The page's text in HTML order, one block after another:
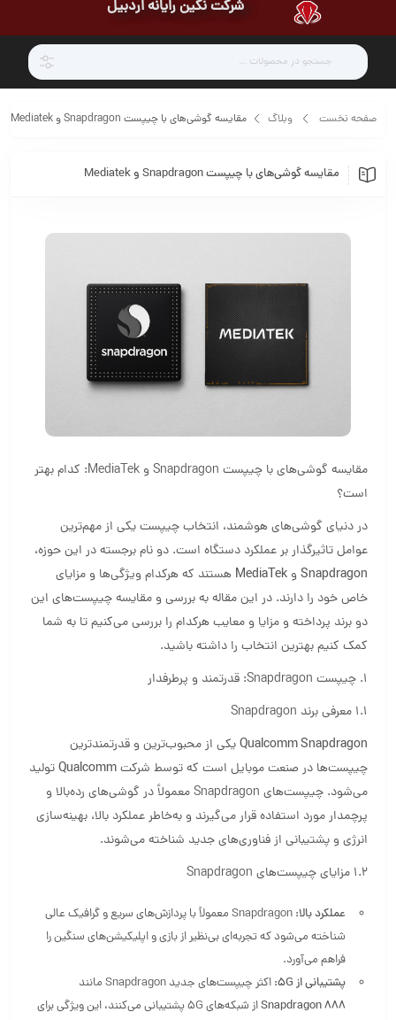
شرکت نگین رایانه اردبیل
صفحه نخست وبلاگ مقایسه گوشی‌های با چیپست Snapdragon و Mediatek
مقایسه گوشی‌های با چیپست Snapdragon و Mediatek
مقایسه گوشی‌های با چیپست Snapdragon و MediaTek: کدام بهتر
است؟
در دنیای گوشی‌های هوشمند، انتخاب چیپست یکی از مهم‌ترین
عوامل تاثیرگذار بر عملکرد دستگاه است. دو نام برجسته در این حوزه،
Snapdragonو MediaTek هستند که هرکدام ویژگی‌ها و مزایای
خاص خود را دارند. در این مقاله به بررسی و مقایسه چیپست‌های این
دو برند پرداخته و مزایا و معایب هرکدام را بررسی می‌کنیم تا به شما
کمک کنیم بهترین انتخاب را داشته باشید.
1. چیپست Snapdragon: قدرتمند و پرطرفدار
1.1 معرفی برند Snapdragon
Qualcomm Snapdragonیکی از محبوب‌ترین و قدرتمندترین
چیپست‌ها در صنعت موبایل است که توسط شرکتQualcommتولید
می‌شود. چیپست‌های Snapdragon معمولاً در گوشی‌های رده‌بالا و
پرچمدار مورد استفاده قرار می‌گیرند و به‌خاطر عملکرد بالا، بهینه‌سازی
انرژی و پشتیبانی از فناوری‌های جدید شناخته می‌شوند.
1.2 مزایای چیپست‌های Snapdragon
عملکرد بالا:
Snapdragon معمولاً با پردازش‌های سریع و گرافیک عالی
شناخته می‌شود که تجربه‌ای بی‌نظیر از بازی و اپلیکیشن‌های سنگین را
فراهم می‌آورد.
پشتیبانی از 5G: اکثر چیپست‌های جدید Snapdragon مانند
Snapdragon 888
از شبکه‌های 5G پشتیبانی می‌کنند، این ویژگی برای